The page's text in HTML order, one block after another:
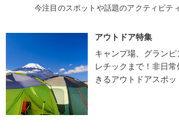
今注目のスポットや話題のアクティビテ
アウトドア特集
キャンプ場、グラン
レチックまで！非日
きるアウトドアスポッ